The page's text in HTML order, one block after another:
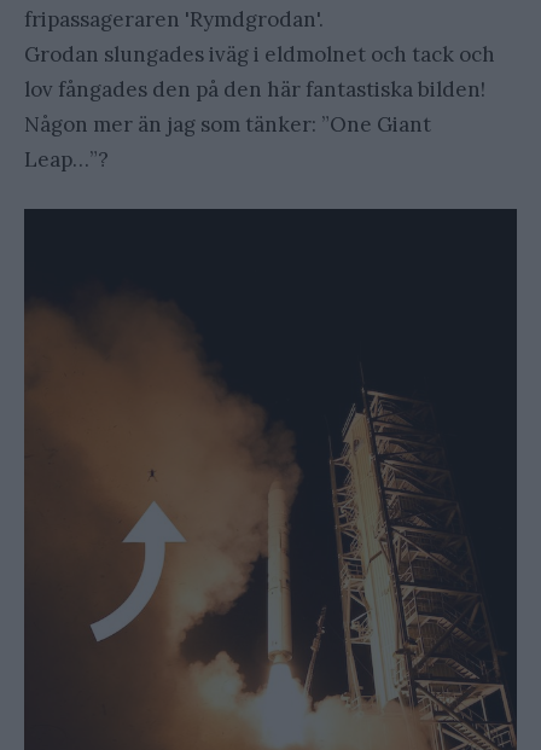
fripassageraren 'Rymdgrodan'.
Grodan slungades iväg i eldmolnet och tack och
lov fångades den på den här fantastiska bilden!
Någon mer än jag som tänker: ”One Giant
Leap…”?